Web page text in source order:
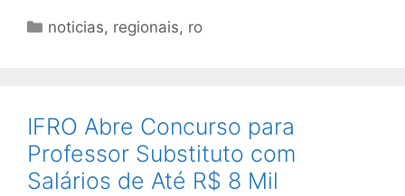
Categorias
noticias, regionais, ro
IFRO Abre Concurso para
Professor Substituto com
Salários de Até R$ 8 Mil